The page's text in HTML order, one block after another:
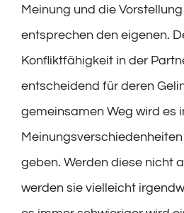
Meinung und die
entsprechen den eigenen.
Konfliktfähigkeit in der
entscheidend für deren
gemeinsamen Weg wird es
geben. Werden diese nicht
werden sie vielleicht